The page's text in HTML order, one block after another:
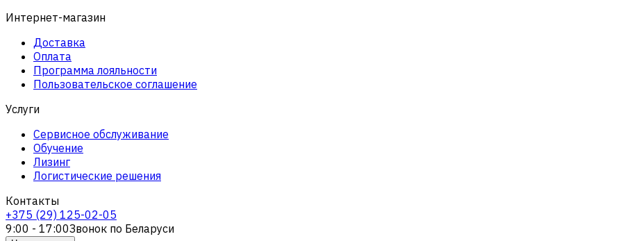
Интернет-магазин
Доставка
Оплата
Программа лояльности
Пользовательское соглашение
Услуги
Сервисное обслуживание
Обучение
Лизинг
Логистические решения
Контакты
+375 (29) 125-02-05
9:00 - 17:00Звонок по Беларуси